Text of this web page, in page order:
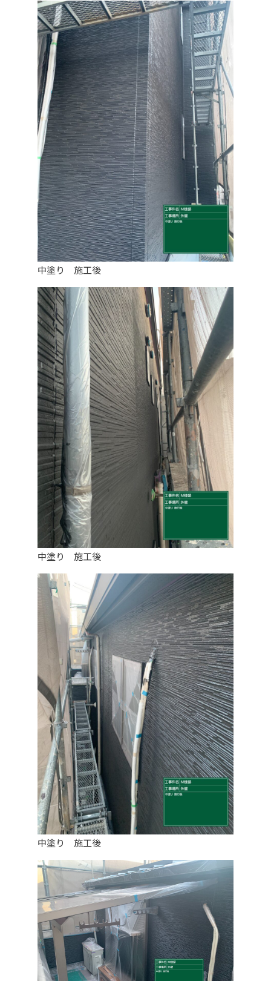
中塗り 施工後
中塗り 施工後
中塗り 施工後